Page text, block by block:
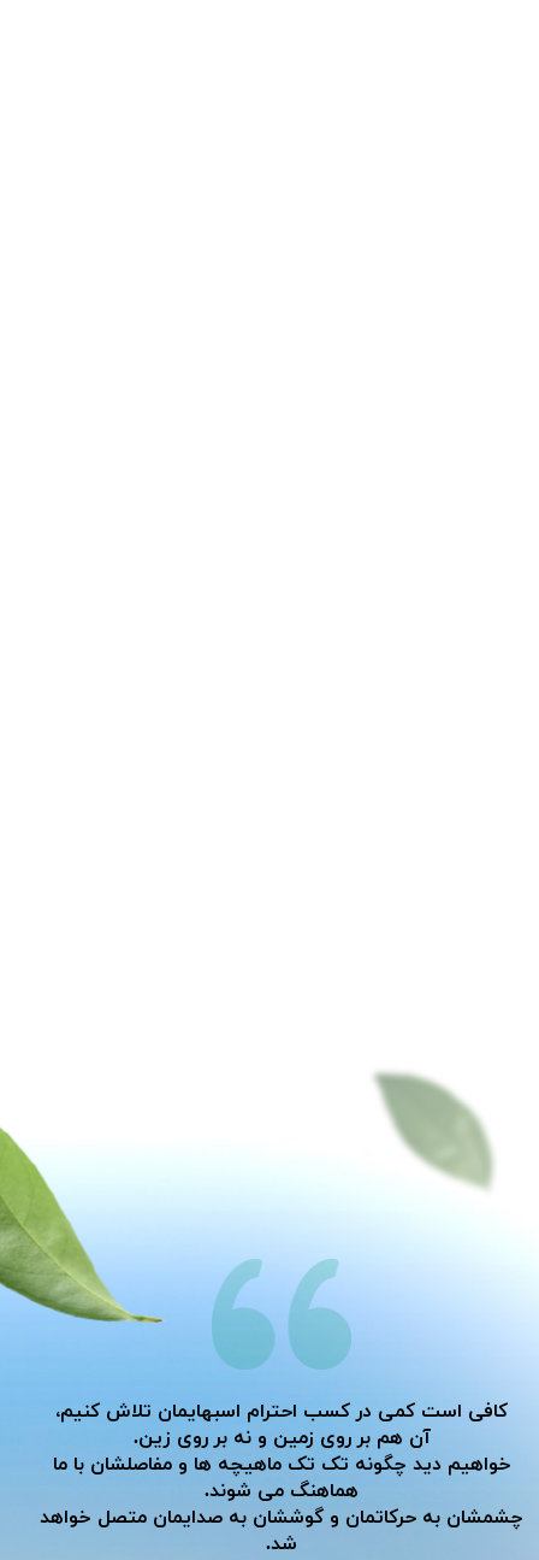
کافی است کمی در کسب احترام اسبهایمان تلاش کنیم،
آن هم بر روی زمین و نه بر روی زین.
خواهیم دید چگونه تک تک ماهیچه ها و مفاصلشان با ما
هماهنگ می شوند.
​​​​​​​چشمشان به حرکاتمان و گوششان به صدایمان متصل خواهد
شد.